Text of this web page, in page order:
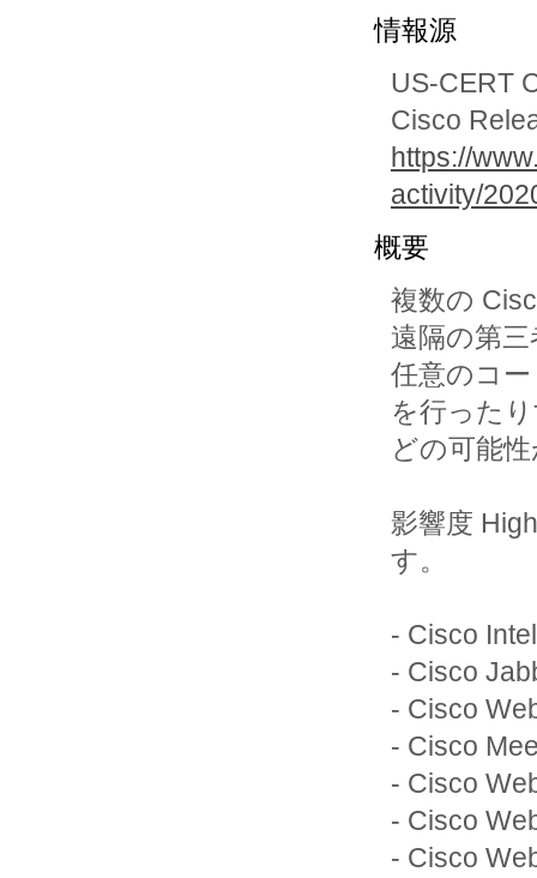
情報源
US-CERT
Cisco
https://
activity/
概要
複数の
遠隔の第
任意のコ
を行った
どの可能
影響度
す。
- Cisco
- Cisco
- Cisco
- Cisco
- Cisco
- Cisco
- Cisco